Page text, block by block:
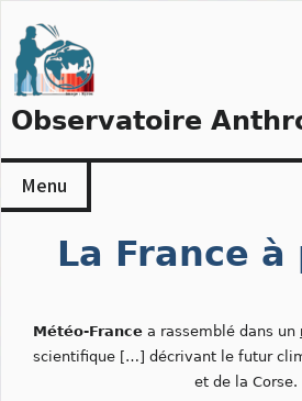
to
content
Observatoire
Menu
La France à
Météo-France a rassemblé dans un
scientifique […] décrivant le futur
et de la Corse.